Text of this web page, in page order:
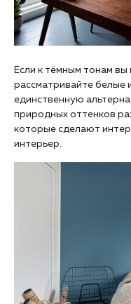
Если к тёмным тонам вы
рассматривайте белые
единственную
природных оттенков
которые сделают
интерьер.